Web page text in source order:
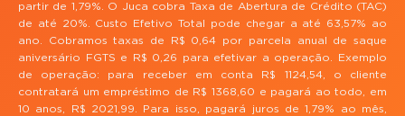
partir de 1,79%. O Juca cobra Taxa de Abertura de Crédito (TAC)
de até 20%. Custo Efetivo Total pode chegar a até 63,57% ao
ano. Cobramos taxas de R$ 0,64 por parcela anual de saque
aniversário FGTS e R$ 0,26 para efetivar a operação. Exemplo
de operação: para receber em conta R$ 1124,54, o cliente
contratará um empréstimo de R$ 1368,60 e pagará ao todo, em
10 anos, R$ 2021,99. Para isso, pagará juros de 1,79% ao mês,